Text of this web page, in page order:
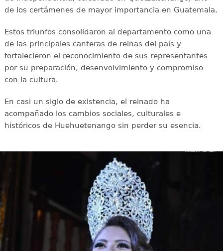
de los certámenes de mayor importancia en Guatemala.
Estos triunfos consolidaron al departamento como una
de las principales canteras de reinas del país y
fortalecieron el reconocimiento de sus representantes
por su preparación, desenvolvimiento y compromiso
con la cultura.
En casi un siglo de existencia, el reinado ha
acompañado los cambios sociales, culturales e
históricos de Huehuetenango sin perder su esencia.